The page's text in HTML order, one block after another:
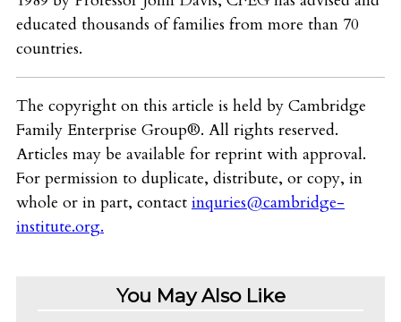
You May Also Like
educated thousands of families from more than 70
countries.
The copyright on this article is held by Cambridge
Family Enterprise Group®. All rights reserved.
Articles may be available for reprint with approval.
For permission to duplicate, distribute, or copy, in
whole or in part, contact inquries@cambridge-
institute.org.